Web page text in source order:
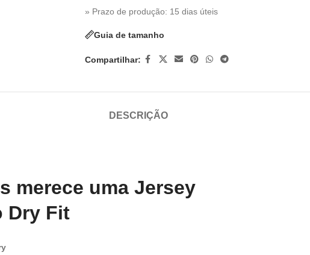
» Prazo de produção: 15 dias úteis
Guia de tamanho
Compartilhar:
DESCRIÇÃO
merece uma Jersey
Dry Fit